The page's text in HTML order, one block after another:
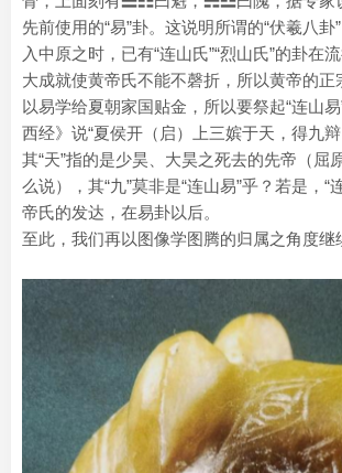
先前使用的“易”卦。这说明所谓的“伏羲八卦
入中原之时，已有“连山氏”“烈山氏”的卦在
大成就使黄帝氏不能不磬折，所以黄帝的正
以易学给夏朝家国贴金，所以要祭起“连山
西经》说“夏侯开（启）上三嫔于天，得九辩
其“天”指的是少昊、大昊之死去的先帝（屈
么说），其“九”莫非是“连山易”乎？若是，“
帝氏的发达，在易卦以后。
至此，我们再以图像学图腾的归属之角度继